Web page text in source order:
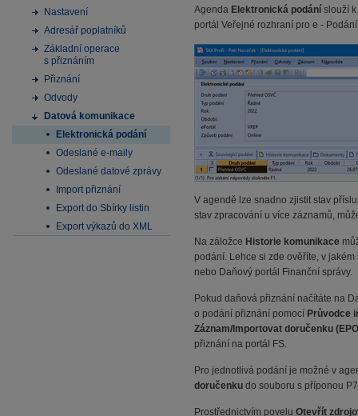
Nastavení
Adresář poplatníků
Základní operace
s přiznáním
Přiznání
Odvody
Datová komunikace
Elektronická podání
Odeslané e-maily
Odeslané datové zprávy
Import přiznání
Export do Sbírky listin
Export výkazů do XML
Agenda Elektronická podání slouží
portál Veřejné rozhraní pro e -
V agendě lze snadno zjistit stav
stav zpracování u více záznamů,
Na záložce Historie komunikace
podání. Lehce si zde ověříte, v
nebo Daňový portál Finanční správy.
Pokud daňová přiznání načítáte na
o podání přiznání pomocí Průvodce
Záznam/Importovat doručenku
přiznání na portál FS.
Pro jednotlivá podání je možné v
doručenku do souboru s příponou
Prostřednictvím povelu Otevřít